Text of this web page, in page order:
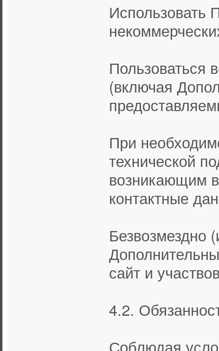
Использовать
Пользоваться
(включая
При
технической
возникающим
контактные
Безвозмездно
сайт и
4.2.
Соблюдая